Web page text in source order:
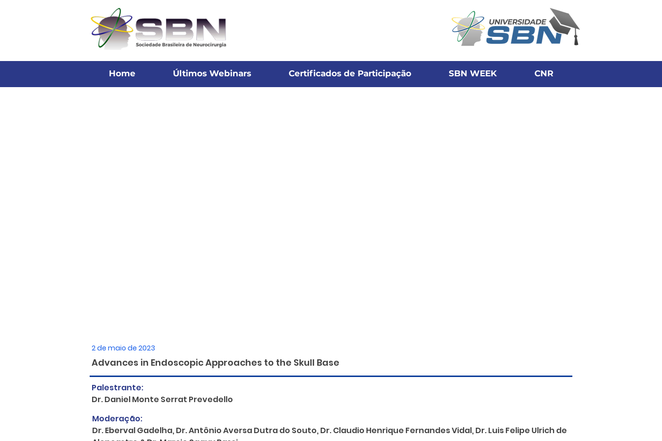
Home Últimos Webinars Certificados de Participação SBN WEEK CNR
2 de maio de 2023
Advances in Endoscopic Approaches to the Skull Base
Palestrante:
Dr. Daniel Monte Serrat Prevedello
Moderação:
Dr. Eberval Gadelha, Dr. Antônio Aversa Dutra do Souto, Dr. Claudio Henrique Fernandes Vidal, Dr. Luis Felipe Ulrich de